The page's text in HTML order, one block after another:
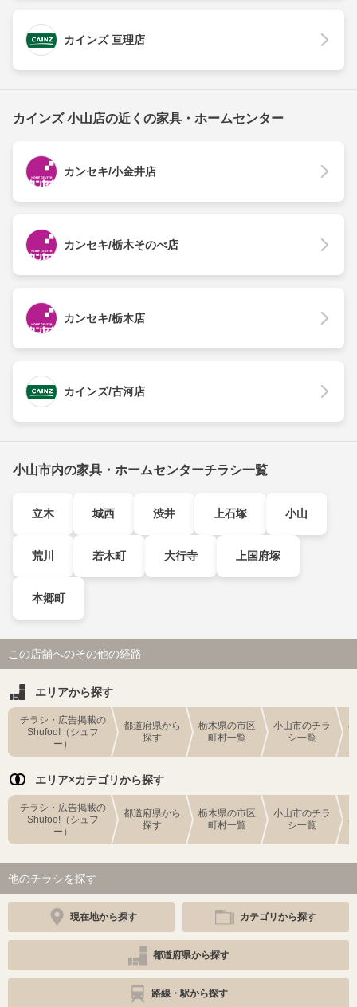
カインズ 亘理店
カインズ 小山店の近くの家具・ホームセンター
カンセキ/小金井店
カンセキ/栃木そのべ店
カンセキ/栃木店
カインズ/古河店
小山市内の家具・ホームセンターチラシ一覧
立木 城西 渋井 上石塚 小山
荒川 若木町 大行寺 上国府塚
本郷町
この店舗へのその他の経路
エリアから探す
チラシ・広告掲載の
Shufoo!（シュフ
ー）
都道府県から
探す
栃木県の市区
町村一覧
小山市のチラ
シ一覧
エリア×カテゴリから探す
チラシ・広告掲載の
Shufoo!（シュフ
ー）
都道府県から
探す
栃木県の市区
町村一覧
小山市のチラ
シ一覧
他のチラシを探す
現在地から探す カテゴリから探す
都道府県から探す
路線・駅から探す